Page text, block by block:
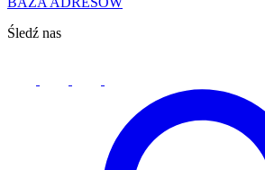
Śledź nas